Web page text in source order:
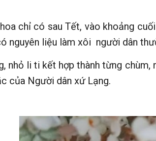
chỉ có sau Tết, vào khoảng
nguyên liệu làm xôi người dân
nhỏ li ti kết hợp thành từng
của Người dân xứ Lạng.